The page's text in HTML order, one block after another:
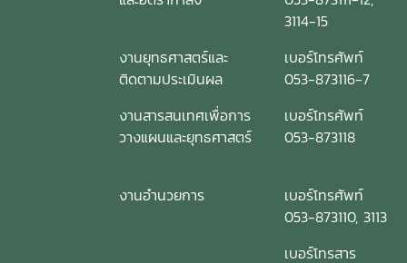
3114-15
งานยุทธศาสตร์และ
ติดตามประเมินผล
เบอร์โทรศัพท์
053-873116-7
งานสารสนเทศเพื่อการ
วางแผนและยุทธศาสตร์
เบอร์โทรศัพท์
053-873118
งานอำนวยการ
เบอร์โทรศัพท์
053-873110, 3113
เบอร์โทรสาร